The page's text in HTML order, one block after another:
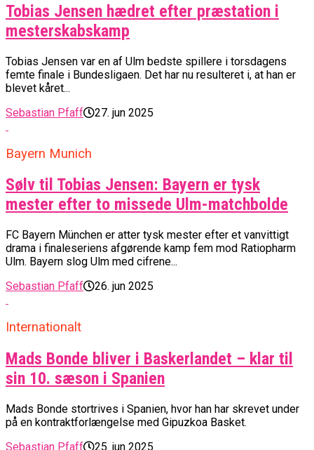
Tobias Jensen hædret efter præstation i
mesterskabskamp
Tobias Jensen var en af Ulm bedste spillere i torsdagens
femte finale i Bundesligaen. Det har nu resulteret i, at han er
blevet kåret...
Sebastian Pfaff
27. jun 2025
Bayern Munich
Sølv til Tobias Jensen: Bayern er tysk
mester efter to missede Ulm-matchbolde
FC Bayern München er atter tysk mester efter et vanvittigt
drama i finaleseriens afgørende kamp fem mod Ratiopharm
Ulm. Bayern slog Ulm med cifrene...
Sebastian Pfaff
26. jun 2025
Internationalt
Mads Bonde bliver i Baskerlandet – klar til
sin 10. sæson i Spanien
Mads Bonde stortrives i Spanien, hvor han har skrevet under
på en kontraktforlængelse med Gipuzkoa Basket.
Sebastian Pfaff
25. jun 2025